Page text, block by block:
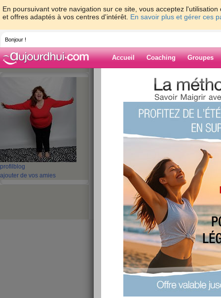
En poursuivant votre navigation sur ce site, vous acceptez
et offres adaptés à vos centres d'intérêt. En savoir plus et gérer ces
Bonjour !
Accueil Coaching Groupes
profil blog
ajouter de vos amies
> > cette
Blog de
cette fois....
J'essaye 8 semaines pour ne plus être
celle-ci très basse caloriquement et d'autres
s'habitue pas à la famine.....
mon alimentation
Petit-déjeuner : Crottin de
Déjeuner :
Poulet,
Asperge,
Banane,
et peau,
6